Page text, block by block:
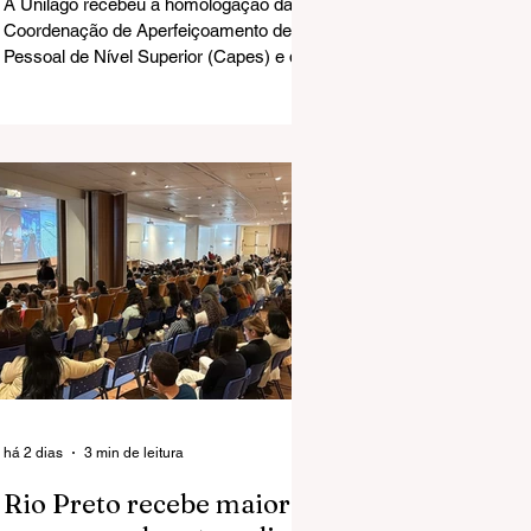
Coordenação de Aperfeiçoamento de
Pessoal de Nível Superior (Capes) e do
Rio Preto recebe maior
há 2 dias 3 min de leitura